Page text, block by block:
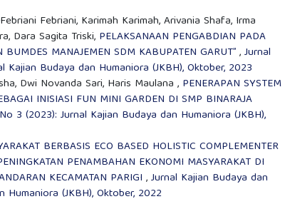
Febriani, Karimah Karimah, Arivania Shafa, Irma
Dara Sagita Triski, PELAKSANAAN PENGABDIAN PADA
MANAJEMEN SDM KABUPATEN GARUT”,Jurnal
Budaya dan Humaniora (JKBH), Oktober, 2023
Dwi Novanda Sari, Haris Maulana , PENERAPAN SYSTEM
INISIASI FUN MINI GARDEN DI SMP BINARAJA
3 (2023): Jurnal Kajian Budaya dan Humaniora (JKBH),
BERBASIS ECO BASED HOLISTIC COMPLEMENTER
PENAMBAHAN EKONOMI MASYARAKAT DI
KECAMATAN PARIGI ,Jurnal Kajian Budaya dan
(JKBH), Oktober, 2022